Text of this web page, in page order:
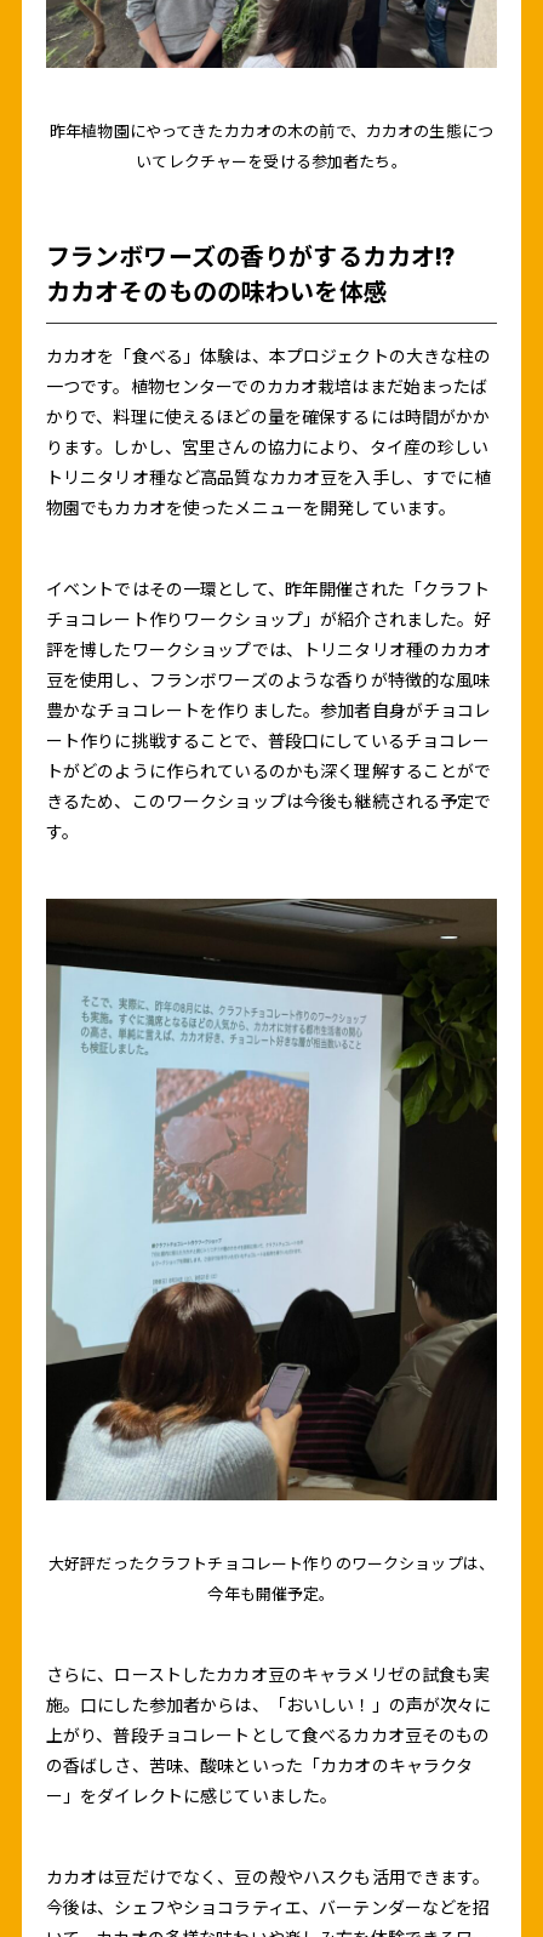
昨年植物園にやってきたカカオの木の前で、カカオの生態につ
いてレクチャーを受ける参加者たち。
フランボワーズの香りがするカカオ!?
カカオそのものの味わいを体感
カカオを「食べる」体験は、本プロジェクトの大きな柱の
一つです。植物センターでのカカオ栽培はまだ始まったば
かりで、料理に使えるほどの量を確保するには時間がかか
ります。しかし、宮里さんの協力により、タイ産の珍しい
トリニタリオ種など高品質なカカオ豆を入手し、すでに植
物園でもカカオを使ったメニューを開発しています。
イベントではその一環として、昨年開催された「クラフト
チョコレート作りワークショップ」が紹介されました。好
評を博したワークショップでは、トリニタリオ種のカカオ
豆を使用し、フランボワーズのような香りが特徴的な風味
豊かなチョコレートを作りました。参加者自身がチョコレ
ート作りに挑戦することで、普段口にしているチョコレー
トがどのように作られているのかも深く理解することがで
きるため、このワークショップは今後も継続される予定で
す。
大好評だったクラフトチョコレート作りのワークショップは、
今年も開催予定。
さらに、ローストしたカカオ豆のキャラメリゼの試食も実
施。口にした参加者からは、「おいしい！」の声が次々に
上がり、普段チョコレートとして食べるカカオ豆そのもの
の香ばしさ、苦味、酸味といった「カカオのキャラクタ
ー」をダイレクトに感じていました。
カカオは豆だけでなく、豆の殻やハスクも活用できます。
今後は、シェフやショコラティエ、バーテンダーなどを招